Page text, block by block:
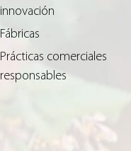
innovación
Fábricas
Prácticas comerciales
responsables